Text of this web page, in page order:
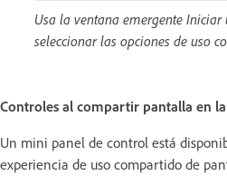
Usa la ventana emergente
seleccionar las opciones de uso
Controles al compartir pantalla en
Un mini panel de control está
experiencia de uso compartido de